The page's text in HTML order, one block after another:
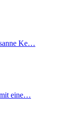
Ke…
eine…